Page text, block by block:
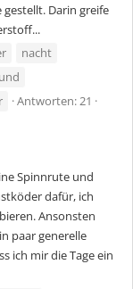
Darin greife
nacht
Antworten: 21
Spinnrute und
dafür, ich
Ansonsten
paar generelle
ich mir die Tage ein